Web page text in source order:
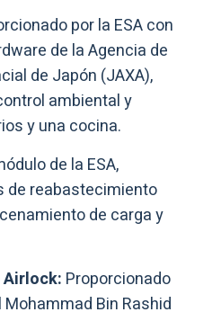
por la ESA con
de la Agencia de
de Japón (JAXA),
ambiental y
y una cocina.
de la ESA,
de reabastecimiento
de carga y
Airlock: Proporcionado
Bin Rashid